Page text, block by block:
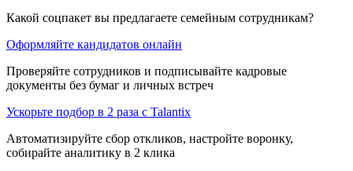
Какой соцпакет вы предлагаете семейным сотрудникам?
Оформляйте кандидатов онлайн
Проверяйте сотрудников и подписывайте кадровые
документы без бумаг и личных встреч
Ускорьте подбор в 2 раза с Talantix
Автоматизируйте сбор откликов, настройте воронку,
собирайте аналитику в 2 клика